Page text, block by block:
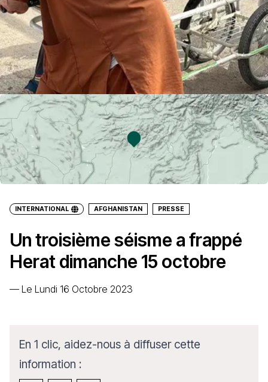
INTERNATIONAL AFGHANISTAN PRESSE
Un troisième séisme a frappé
Herat dimanche 15 octobre
— Le Lundi 16 Octobre 2023
En 1 clic, aidez-nous à diffuser cette
information :